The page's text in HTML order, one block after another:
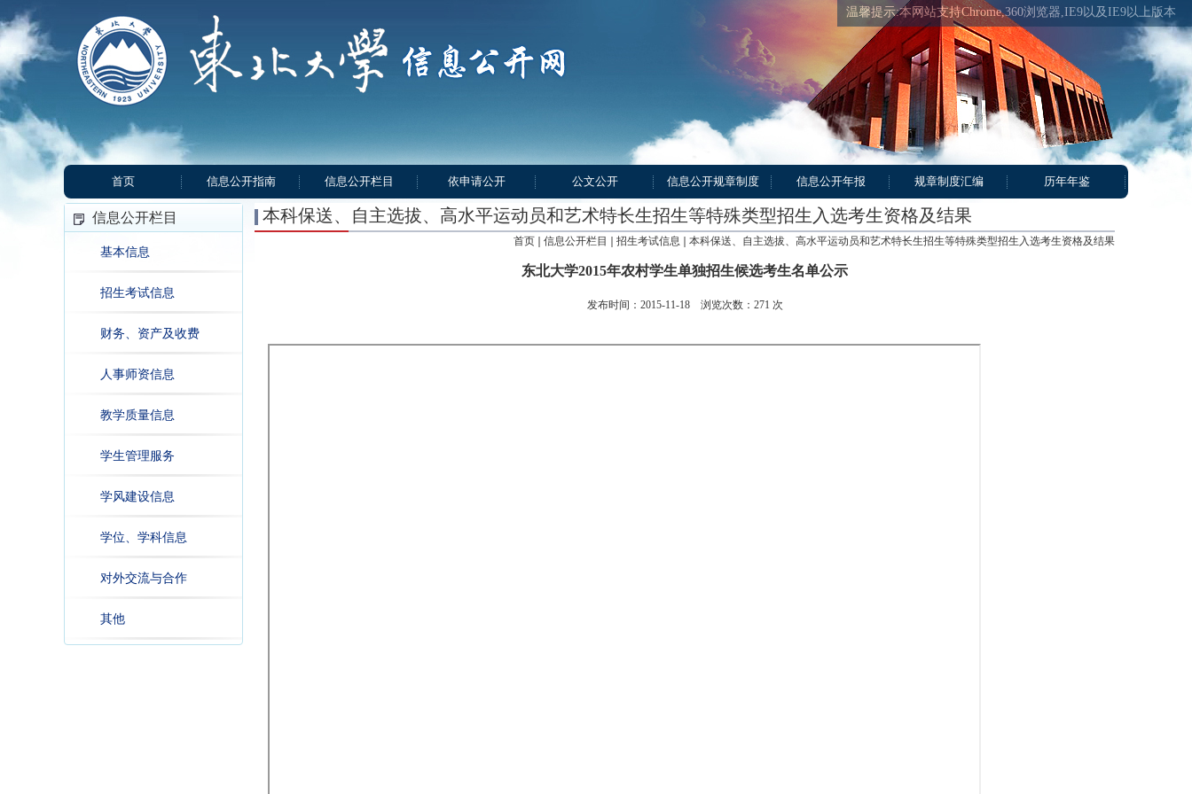
首页 信息公开指南 信息公开栏目 依申请公开 公文公开 信息公开规章制度 信息公开年报 规章制度汇编 历年年鉴
信息公开栏目
基本信息
招生考试信息
财务、资产及收费
人事师资信息
教学质量信息
学生管理服务
学风建设信息
学位、学科信息
对外交流与合作
其他
本科保送、自主选拔、高水平运动员和艺术特长生招生等特殊类型招生入选考生资格及结果
首页 信息公开栏目 招生考试信息 本科保送、自主选拔、高水平运动员和艺术特长生招生等特殊类型招生入选考生资格及结果
东北大学2015年农村学生单独招生候选考生名单公示
发布时间：2015-11-18 浏览次数： 271 次
温馨提示:本网站支持Chrome,360浏览器,IE9以及IE9以上版本